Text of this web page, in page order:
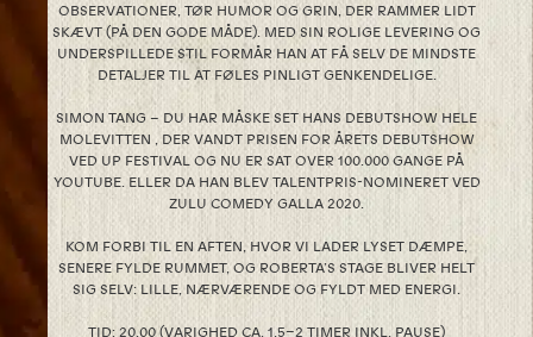
OBSERVATIONER, TØR HUMOR OG GRIN, DER RAMMER LIDT
SKÆVT (PÅ DEN GODE MÅDE). MED SIN ROLIGE LEVERING OG
UNDERSPILLEDE STIL FORMÅR HAN AT FÅ SELV DE MINDSTE
DETALJER TIL AT FØLES PINLIGT GENKENDELIGE.
SIMON TANG – DU HAR MÅSKE SET HANS DEBUTSHOW HELE
MOLEVITTEN , DER VANDT PRISEN FOR ÅRETS DEBUTSHOW
VED UP FESTIVAL OG NU ER SAT OVER 100.000 GANGE PÅ
YOUTUBE. ELLER DA HAN BLEV TALENTPRIS-NOMINERET VED
ZULU COMEDY GALLA 2020.
KOM FORBI TIL EN AFTEN, HVOR VI LADER LYSET DÆMPE,
SENERE FYLDE RUMMET, OG ROBERTA’S STAGE BLIVER HELT
SIG SELV: LILLE, NÆRVÆRENDE OG FYLDT MED ENERGI.
TID: 20.00 (VARIGHED CA. 1,5–2 TIMER INKL. PAUSE)